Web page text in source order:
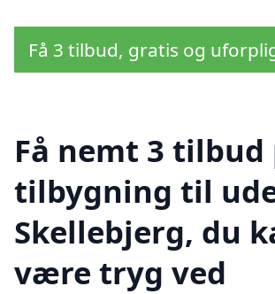
Få 3 tilbud, gratis og
Få nemt 3 tilbud
tilbygning til
Skellebjerg, du
være tryg ved